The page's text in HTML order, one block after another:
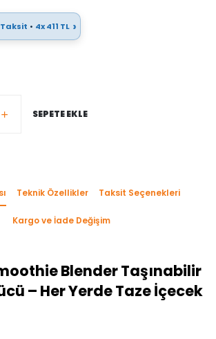
• 4x 411 TL ›
SEPETE EKLE
Teknik Özellikler Taksit Seçenekleri
Kargo ve İade Değişim
Blender Taşınabilir
– Her Yerde Taze İçecek